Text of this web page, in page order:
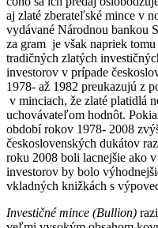
aj zlaté zberateľské mince v
vydávané Národnou bankou
za gram je však napriek
tradičných zlatých
investorov v prípade
1978- až 1982 preukazujú z
v minciach, že zlaté platidlá
uchovávateľom hodnôt.
období rokov 1978- 2008
československých dukátov
roku 2008 boli lacnejšie ako
investorov by bolo
vkladných knižkách s
Investičné mince (Bullion)